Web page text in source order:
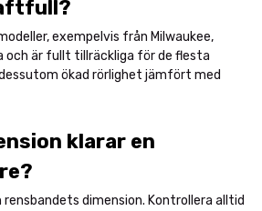
exempelvis från Milwaukee,
och är fullt tillräckliga för de flesta
ökad rörlighet jämfört med
klarar en
rensbandets dimension. Kontrollera alltid